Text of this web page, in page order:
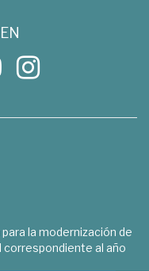
la modernización de
correspondiente al año